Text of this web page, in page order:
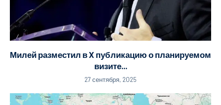
Милей разместил в X публикацию о планируемом
визите...
27 сентября, 2025